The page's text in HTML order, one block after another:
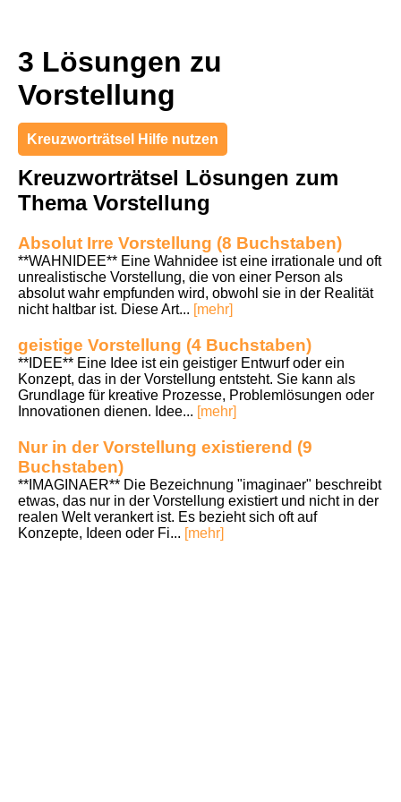
3 Lösungen zu
Vorstellung
Kreuzworträtsel Hilfe nutzen
Kreuzworträtsel Lösungen zum
Thema Vorstellung
Absolut Irre Vorstellung (8 Buchstaben)
**WAHNIDEE** Eine Wahnidee ist eine irrationale und oft
unrealistische Vorstellung, die von einer Person als
absolut wahr empfunden wird, obwohl sie in der Realität
nicht haltbar ist. Diese Art... [mehr]
geistige Vorstellung (4 Buchstaben)
**IDEE** Eine Idee ist ein geistiger Entwurf oder ein
Konzept, das in der Vorstellung entsteht. Sie kann als
Grundlage für kreative Prozesse, Problemlösungen oder
Innovationen dienen. Idee... [mehr]
Nur in der Vorstellung existierend (9
Buchstaben)
**IMAGINAER** Die Bezeichnung "imaginaer" beschreibt
etwas, das nur in der Vorstellung existiert und nicht in der
realen Welt verankert ist. Es bezieht sich oft auf
Konzepte, Ideen oder Fi... [mehr]